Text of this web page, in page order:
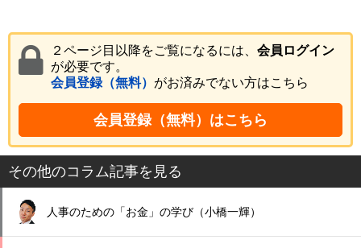
２ページ目以降をご覧になるには、 会員ログイン
が必要です。
会員登録（無料） がお済みでない方はこちら
会員登録（無料）はこちら
その他のコラム記事を見る
人事のための「お金」の学び（小橋一輝）